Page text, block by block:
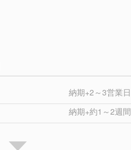
納期+2～3営業日
納期+約1～2週間